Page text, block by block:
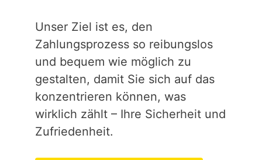
Unser Ziel ist es, den
Zahlungsprozess so reibungslos
und bequem wie möglich zu
gestalten, damit Sie sich auf das
konzentrieren können, was
wirklich zählt – Ihre Sicherheit und
Zufriedenheit.